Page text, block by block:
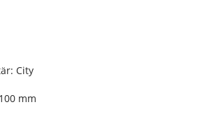
City
mm